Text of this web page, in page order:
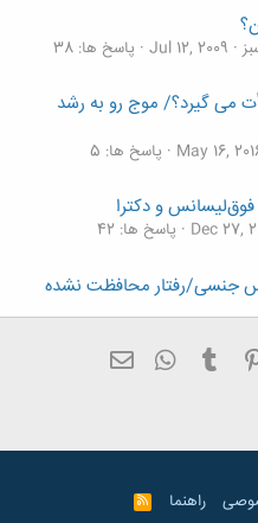
Jul 12, 2009 پاسخ ها: 38
می گیرد؟/ موج رو به رشد
May 16,
پاسخ ها: 5
و دکترا
Dec 27,
پاسخ ها: 42
جنسی/رفتار محافظت نشده
Pinterest
Tumblr
WhatsApp
راهنما
R
S